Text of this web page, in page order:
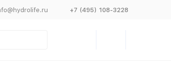
+7 (495) 108-3228